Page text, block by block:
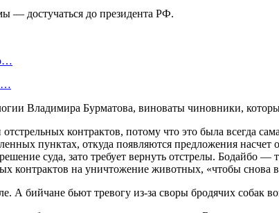
— достучаться до президента РФ.
Владимира Бурматова, виноваты чиновники,
контрактов, потому что это была всегда
пунктах, откуда появляются предложения
суда, зато требует вернуть отстрелы. Бодайбо
контрактов на уничтожение животных, «чтобы снова
А бийчане бьют тревогу из-за своры бродячих собак